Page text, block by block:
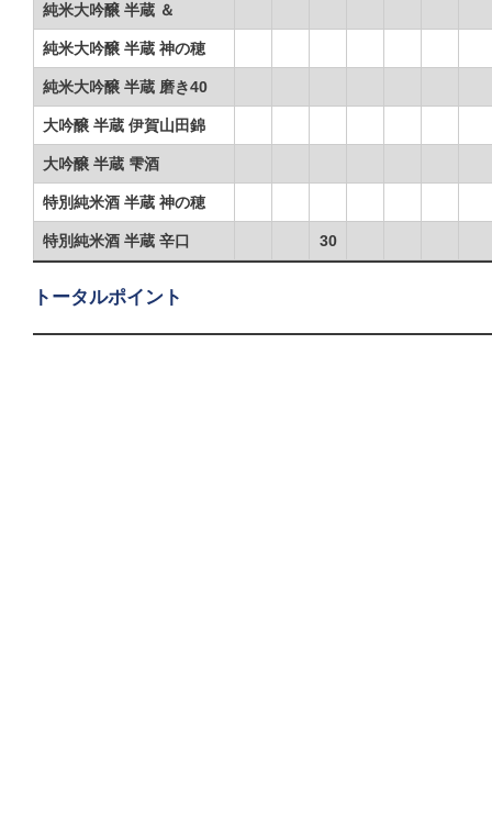
純米大吟醸 半蔵 ＆
純米大吟醸 半蔵 神の穂
純米大吟醸 半蔵 磨き40
大吟醸 半蔵 伊賀山田錦
大吟醸 半蔵 雫酒
特別純米酒 半蔵 神の穂
特別純米酒 半蔵 辛口 30
トータルポイント